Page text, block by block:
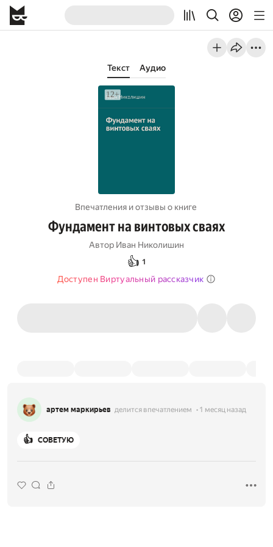
Текст Аудио
Впечатления и отзывы о книге
Фундамент на винтовых сваях
Автор Иван Николишин
👍 1
Доступен Виртуальный рассказчик
артем маркирьев делится впечатлением 1 месяц назад
👍 СОВЕТУЮ